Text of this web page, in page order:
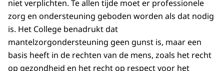
niet verplichten. Te allen tijde moet er professionele
zorg en ondersteuning geboden worden als dat nodig
is. Het College benadrukt dat
mantelzorgondersteuning geen gunst is, maar een
basis heeft in de rechten van de mens, zoals het recht
op gezondheid en het recht op respect voor het